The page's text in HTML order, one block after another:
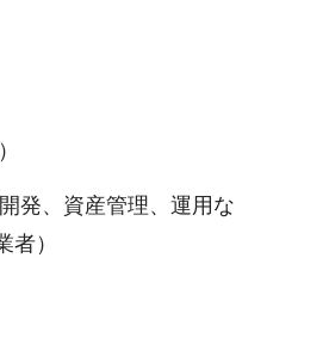
発、資産管理、運用な
）